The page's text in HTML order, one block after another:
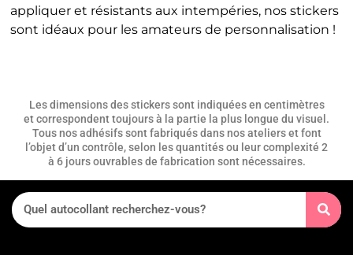
appliquer et résistants aux intempéries, nos stickers
sont idéaux pour les amateurs de personnalisation !
Les dimensions des stickers sont indiquées en centimètres
et correspondent toujours à la partie la plus longue du visuel.
Tous nos adhésifs sont fabriqués dans nos ateliers et font
l’objet d’un contrôle, selon les quantités ou leur complexité 2
à 6 jours ouvrables de fabrication sont nécessaires.